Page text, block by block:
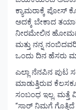
ಕ್ಯಾಮರಾಕ್ಕೆ ಪೋಸ್
ಅದಕ್ಕೆ ಬೇಕಾದ
ನೀರಮೇಲಿನ
ಮತ್ತು ನನ್ನ
ಒಂದು ದಿನ ಹೆಸರು
ಎಲ್ಲಾ ನೆನಪಿನ ಪುಟ
ಮಾಡುತ್ತಿರುವ
ಸಂಬಂಧ ಇಲ್ಲ.
“ಸಾರ್ ನಿಮಗೆ